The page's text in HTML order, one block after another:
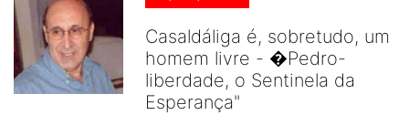
Casaldáliga é, sobretudo, um
homem livre - �Pedro-
liberdade, o Sentinela da
Esperança"